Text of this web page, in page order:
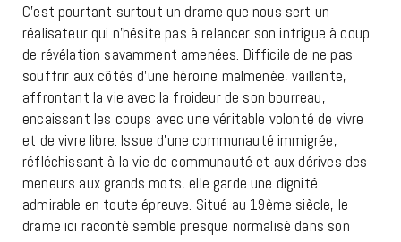
C’est pourtant surtout un drame que nous sert un
réalisateur qui n’hésite pas à relancer son intrigue à coup
de révélation savamment amenées. Difficile de ne pas
souffrir aux côtés d’une héroïne malmenée, vaillante,
affrontant la vie avec la froideur de son bourreau,
encaissant les coups avec une véritable volonté de vivre
et de vivre libre. Issue d’une communauté immigrée,
réfléchissant à la vie de communauté et aux dérives des
meneurs aux grands mots, elle garde une dignité
admirable en toute épreuve. Situé au 19ème siècle, le
drame ici raconté semble presque normalisé dans son